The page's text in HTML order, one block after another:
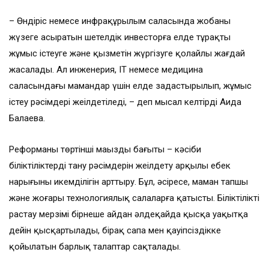
– Өндіріс немесе инфрақұрылым саласында жобаны
жүзеге асыратын шетелдік инвесторға елде тұрақты
жұмыс істеуге және қызметін жүргізуге қолайлы жағдай
жасалады. Ал инженерия, IT немесе медицина
саласындағы мамандар үшін елде заңдастырылып, жұмыс
істеу рәсімдері жеңілдетіледі, – деп мысал келтірді Аида
Балаева.
Реформаның төртінші маңызды бағыты – кәсіби
біліктіліктерді тану рәсімдерін жеңілдету арқылы еңбек
нарығының икемділігін арттыру. Бұл, әсіресе, маман тапшы
және жоғары технологиялық салаларға қатысты. Біліктілікті
растау мерзімі бірнеше айдан әлдеқайда қысқа уақытқа
дейін қысқартылады, бірақ сапа мен қауіпсіздікке
қойылатын барлық талаптар сақталады.